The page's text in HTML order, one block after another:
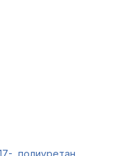
, полиуретан,